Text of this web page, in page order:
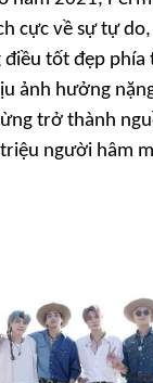
cực về sự tự
tốt đẹp phía
ảnh hưởng
trở thành
người hâm